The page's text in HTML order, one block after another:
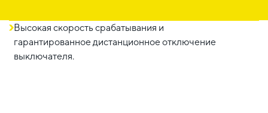
Высокая скорость срабатывания и
гарантированное дистанционное отключение
выключателя.